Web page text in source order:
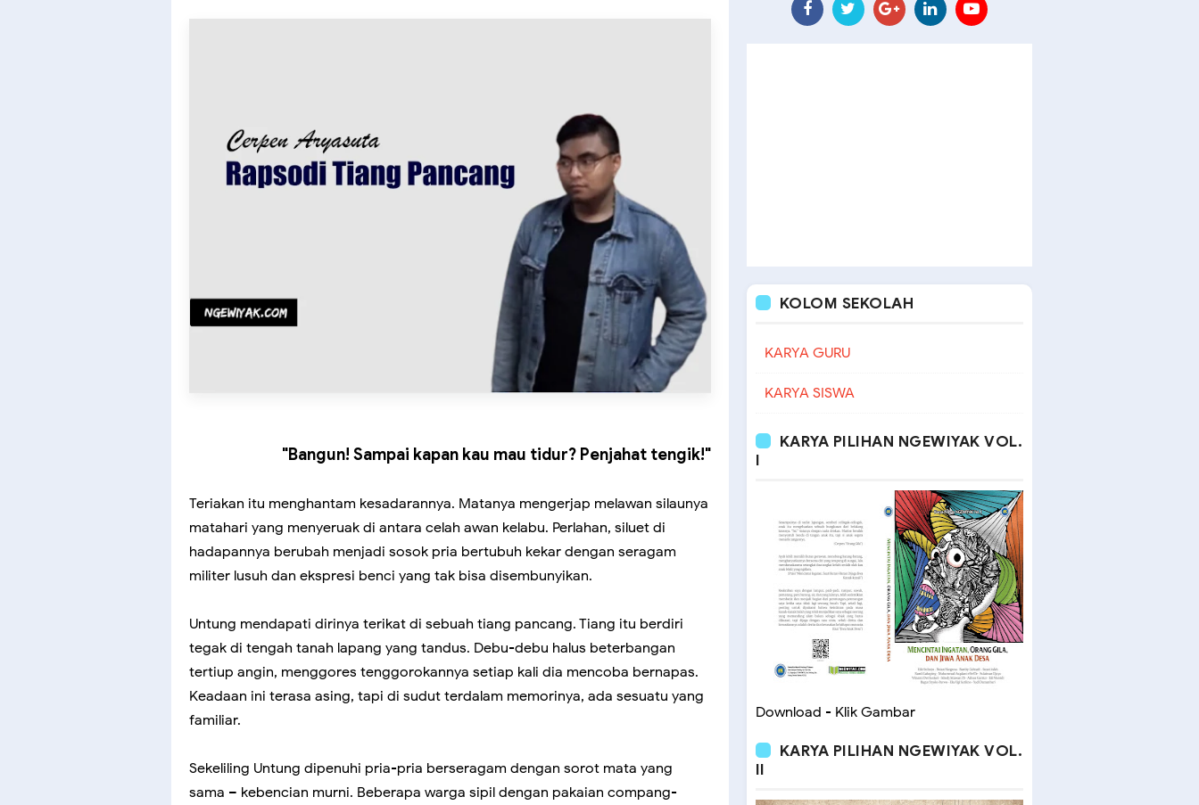
"Bangun! Sampai kapan kau mau tidur? Penjahat tengik!"
Teriakan itu menghantam kesadarannya. Matanya mengerjap melawan silaunya
matahari yang menyeruak di antara celah awan kelabu. Perlahan, siluet di
hadapannya berubah menjadi sosok pria bertubuh kekar dengan seragam
militer lusuh dan ekspresi benci yang tak bisa disembunyikan.
Untung mendapati dirinya terikat di sebuah tiang pancang. Tiang itu berdiri
tegak di tengah tanah lapang yang tandus. Debu-debu halus beterbangan
tertiup angin, menggores tenggorokannya setiap kali dia mencoba bernapas.
Keadaan ini terasa asing, tapi di sudut terdalam memorinya, ada sesuatu yang
familiar.
Sekeliling Untung dipenuhi pria-pria berseragam dengan sorot mata yang
sama – kebencian murni. Beberapa warga sipil dengan pakaian compang-
KOLOM SEKOLAH
KARYA GURU
KARYA SISWA
KARYA PILIHAN NGEWIYAK VOL.
I
Download - Klik Gambar
KARYA PILIHAN NGEWIYAK VOL.
II